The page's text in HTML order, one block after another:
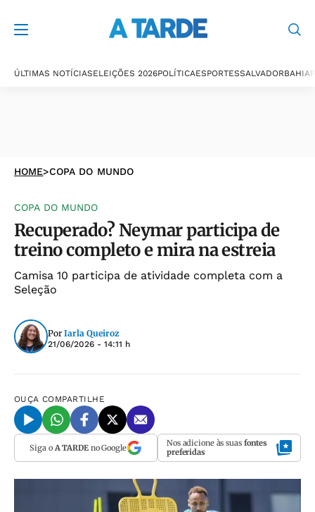
ÚLTIMAS NOTÍCIASELEIÇÕES 2026POLÍTICAESPORTESSALVADORBAHIA
HOME>COPA DO MUNDO
COPA DO MUNDO
Recuperado? Neymar participa de
treino completo e mira na estreia
Camisa 10 participa de atividade completa com a
Seleção
Por Iarla Queiroz
21/06/2026 - 14:11 h
OUÇA COMPARTILHE
Siga o A TARDEno Google Nos adicione às suas fontes
preferidas